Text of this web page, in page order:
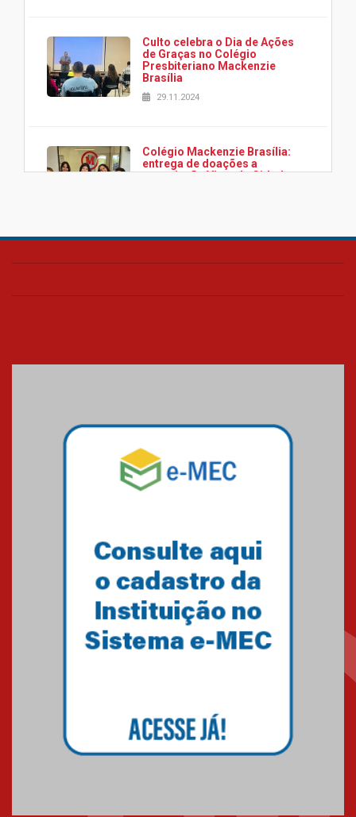
Culto celebra o Dia de Ações
de Graças no Colégio
Presbiteriano Mackenzie
Brasília
29.11.2024
Colégio Mackenzie Brasília:
entrega de doações a
associação Viver da Cidade
Colégio Presbiteriano
os funcionários
07.11.2024
Equipe de saltos ornamentais
do Mackenzie Brasília
Gravação do projeto “Mais de
31 mil vozes com a Palavra” é
realizado no Colégio
Mackenzie Brasília
25.10.2024
Brasília conquistam medalhas
em importantes competições
de Matemática
04.10.2024